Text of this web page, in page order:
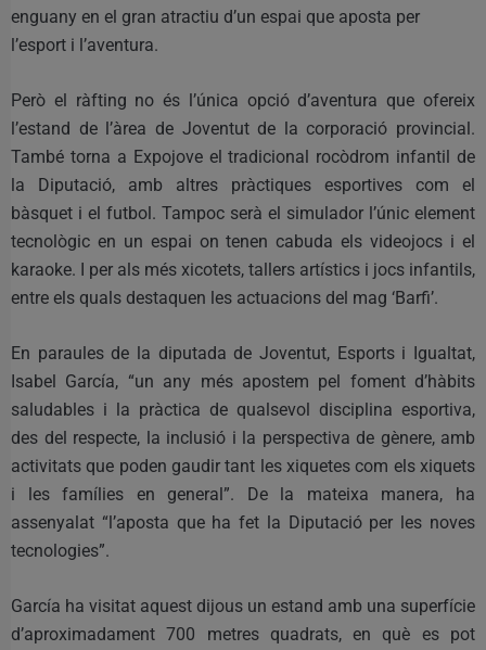
enguany en el gran atractiu d’un espai que aposta per
l’esport i l’aventura.
Però el ràfting no és l’única opció d’aventura que ofereix
l’estand de l’àrea de Joventut de la corporació provincial.
També torna a Expojove el tradicional rocòdrom infantil de
la Diputació, amb altres pràctiques esportives com el
bàsquet i el futbol. Tampoc serà el simulador l’únic element
tecnològic en un espai on tenen cabuda els videojocs i el
karaoke. I per als més xicotets, tallers artístics i jocs infantils,
entre els quals destaquen les actuacions del mag ‘Barfi’.
En paraules de la diputada de Joventut, Esports i Igualtat,
Isabel García, “un any més apostem pel foment d’hàbits
saludables i la pràctica de qualsevol disciplina esportiva,
des del respecte, la inclusió i la perspectiva de gènere, amb
activitats que poden gaudir tant les xiquetes com els xiquets
i les famílies en general”. De la mateixa manera, ha
assenyalat “l’aposta que ha fet la Diputació per les noves
tecnologies”.
García ha visitat aquest dijous un estand amb una superfície
d’aproximadament 700 metres quadrats, en què es pot